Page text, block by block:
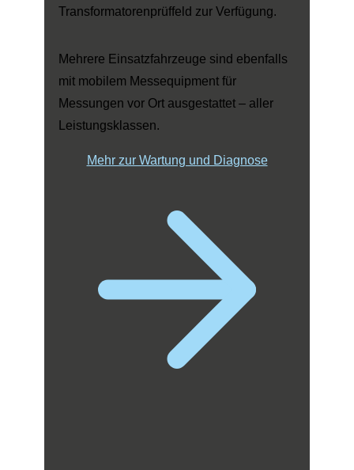
Transformatorenprüffeld zur Verfügung.
Mehrere Einsatzfahrzeuge sind ebenfalls
mit mobilem Messequipment für
Messungen vor Ort ausgestattet – aller
Leistungsklassen.
Mehr zur Wartung und Diagnose